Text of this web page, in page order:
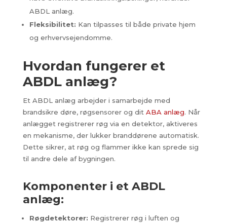
ABDL anlæg.
Fleksibilitet: Kan tilpasses til både private hjem
og erhvervsejendomme.
Hvordan fungerer et
ABDL anlæg?
Et ABDL anlæg arbejder i samarbejde med
brandsikre døre, røgsensorer og dit ABA anlæg. Når
anlægget registrerer røg via en detektor, aktiveres
en mekanisme, der lukker branddørene automatisk.
Dette sikrer, at røg og flammer ikke kan sprede sig
til andre dele af bygningen.
Komponenter i et ABDL
anlæg:
Røgdetektorer: Registrerer røg i luften og